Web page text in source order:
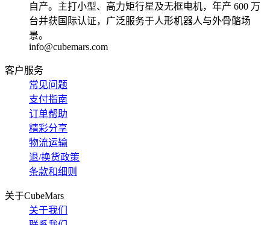
自产。主打小型、高力矩行星及无框电机，年产 600 万
台并获国际认证，广泛服务于人形机器人与外骨骼场
景。
info@cubemars.com
客户服务
常见问题
支付指南
订单帮助
精彩分享
物流运输
退/换货政策
条款和细则
关于CubeMars
关于我们